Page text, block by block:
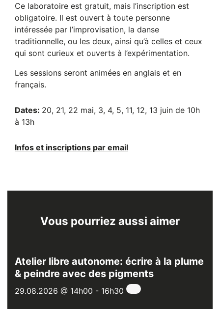
Ce laboratoire est gratuit, mais l’inscription est
obligatoire. Il est ouvert à toute personne
intéressée par l’improvisation, la danse
traditionnelle, ou les deux, ainsi qu’à celles et ceux
qui sont curieux et ouverts à l’expérimentation.
Les sessions seront animées en anglais et en
français.
Dates: 20, 21, 22 mai, 3, 4, 5, 11, 12, 13 juin de 10h
à 13h
Infos et inscriptions par email
Vous pourriez aussi aimer
Atelier libre autonome: écrire à la plume
& peindre avec des pigments
29.08.2026 @ 14h00 - 16h30